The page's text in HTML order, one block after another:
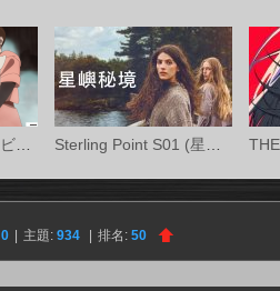
0 主題: 934 排名: 50